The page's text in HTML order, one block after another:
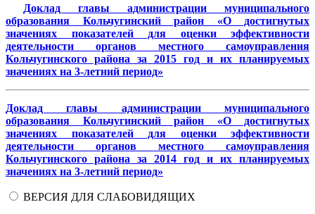
Доклад главы администрации муниципального
образования Кольчугинский район «О достигнутых
значениях показателей для оценки эффективности
деятельности органов местного самоуправления
Кольчугинского района за 2015 год и их планируемых
значениях на 3-летний период»
Доклад главы администрации муниципального
образования Кольчугинский район «О достигнутых
значениях показателей для оценки эффективности
деятельности органов местного самоуправления
Кольчугинского района за 2014 год и их планируемых
значениях на 3-летний период»
ВЕРСИЯ ДЛЯ СЛАБОВИДЯЩИХ